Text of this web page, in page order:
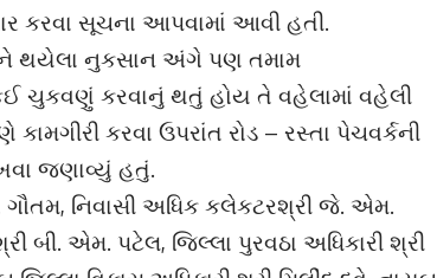
કરવા સૂચના આપવામાં આવી હતી.
થયેલા નુકસાન અંગે પણ તમામ
ચુકવણું કરવાનું થતું હોય તે વહેલામાં વહેલી
કરવા ઉપરાંત રોડ – રસ્તા પેચવર્કની
જણાવ્યું હતું.
નિવાસી અધિક કલેકટરશ્રી જે. એમ.
બી. એમ. પટેલ, જિલ્લા પુરવઠા અધિકારી શ્રી